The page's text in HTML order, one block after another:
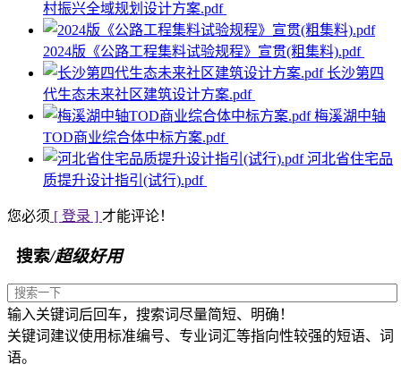
村振兴全域规划设计方案.pdf
2024版《公路工程集料试验规程》宣贯(粗集料).pdf
长沙第四
代生态未来社区建筑设计方案.pdf
梅溪湖中轴
TOD商业综合体中标方案.pdf
河北省住宅品
质提升设计指引(试行).pdf
您必须 [ 登录 ] 才能评论！
搜索/超级好用
输入关键词后回车，搜索词尽量简短、明确！
关键词建议使用标准编号、专业词汇等指向性较强的短语、词
语。